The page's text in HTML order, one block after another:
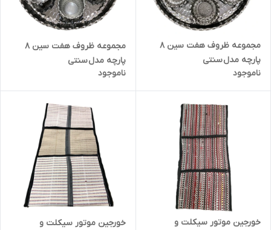
مجموعه ظروف هفت سین 8
پارچه مدل سنتی
ناموجود
مجموعه ظروف هفت سین 8
پارچه مدل سنتی
ناموجود
خورجین موتور سیکلت و
خورجین موتور سیکلت و